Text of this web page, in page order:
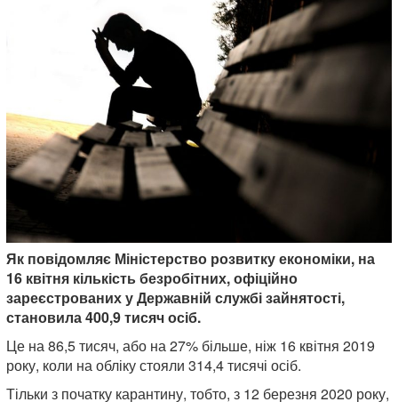
Як повідомляє Міністерство розвитку економіки, на
16 квітня кількість безробітних, офіційно
зареєстрованих у Державній службі зайнятості,
становила 400,9 тисяч осіб.
Це на 86,5 тисяч, або на 27% більше, ніж 16 квітня 2019
року, коли на обліку стояли 314,4 тисячі осіб.
Тільки з початку карантину, тобто, з 12 березня 2020 року,